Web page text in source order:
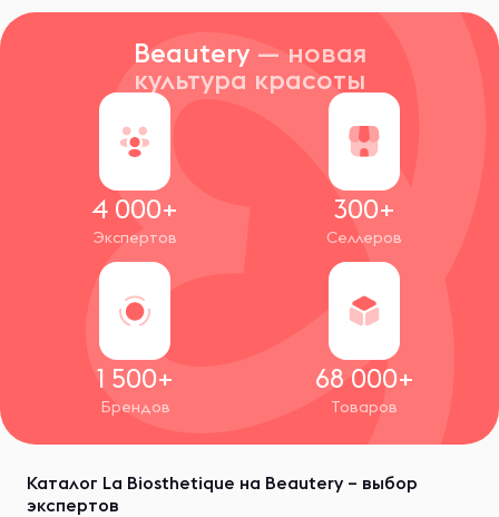
Beautery — новая
культура красоты
4 000+
Экспертов
300+
Селлеров
1 500+
Брендов
68 000+
Товаров
Каталог La Biosthetique на Beautery – выбор
экспертов